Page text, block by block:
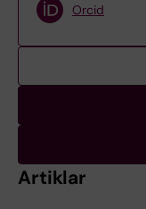
Orcid
Artiklar